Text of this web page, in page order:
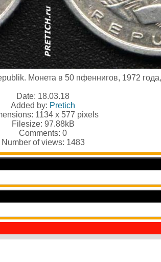
Монета в 50 пфеннигов, 1972
Date: 18.03.18
Added by: Pretich
1134 x 577 pixels
Filesize: 97.88kB
Comments: 0
Number of views: 1483